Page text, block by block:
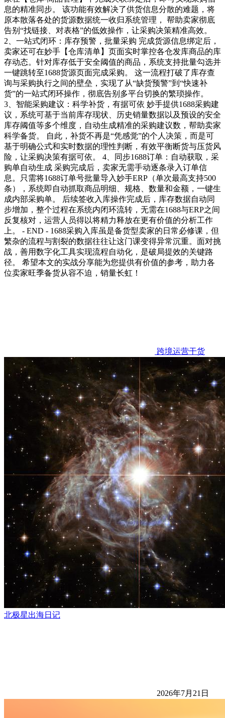
息的精准同步。 该功能有效解决了供货信息分散的难题，将
原本散落各处的货源数据统一收归系统管理， 帮助卖家彻底
告别“找链接、对表格”的低效操作，让采购决策精准高效。
2、一站式闭环：库存预警，批量采购 完成货源信息绑定后，
卖家还可在妙手【仓库清单】页面实时掌控各仓发库商品的库
存动态。针对库存低于安全阈值的商品，系统支持批量勾选并
一键跳转至1688货源页面完成采购。 这一流程打破了库存查
询与采购执行之间的壁垒，实现了从“缺货预警”到“快速补
货”的一站式闭环操作，彻底告别多平台切换的繁琐操作。
3、智能采购建议：科学补货，有据可依 妙手提供1688采购建
议，系统可基于当前库存现状、历史销量数据以及预设的安全
库存阈值等多个维度，自动生成精准的采购建议数，帮助卖家
科学备货。 自此，补货不再是“凭感觉”的个人决策，而是可
基于明确公式和实时数据的理性判断，有效平衡断货与压货风
险，让采购决策有据可依。 4、同步1688订单：自动获取，采
购单自动生成 采购完成后，卖家无需手动逐条录入订单信
息。只需将1688订单号批量导入妙手ERP（单次最高支持500
条），系统即自动抓取商品明细、规格、数量和金额，一键生
成内部采购单。 后续签收入库操作完成后，库存数据自动同
步增加，整个过程在系统内闭环流转，无需在1688与ERP之间
反复核对，运营人员得以将精力释放在更有价值的分析工作
上。 - END - 1688采购入库虽是备货型卖家的日常必修课，但
繁杂的流程与割裂的数据往往让这门课变得异常沉重。面对挑
战，善用数字化工具实现流程自动化，是破局提效的关键路
径。 希望本文的实战分享能为您提供有价值的参考，助力各
位卖家旺季备货从容不迫，销量长虹！
跨境运营干货
北极星出海日记
2026年7月21日